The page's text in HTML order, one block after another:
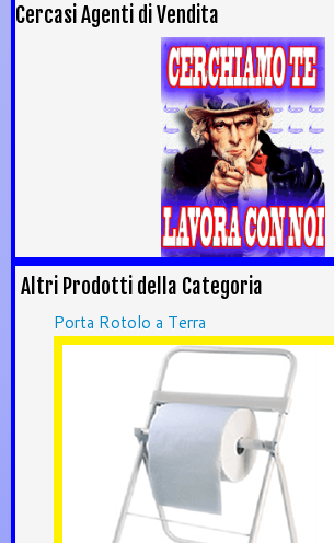
Cercasi Agenti di Vendita
Altri Prodotti della Categoria
Porta Rotolo a Terra